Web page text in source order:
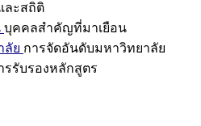
ละสถิติ
บุคคลสำคัญที่มาเยือน
ลัย การจัดอันดับมหาวิทยาลัย
รรับรองหลักสูตร